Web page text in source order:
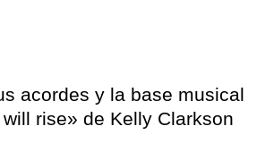
acordes y la base musical
rise» de Kelly Clarkson